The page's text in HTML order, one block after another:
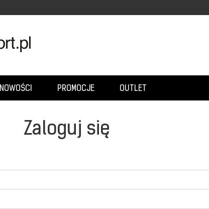
NOWOŚCI PROMOCJE OUTLET
Zaloguj się